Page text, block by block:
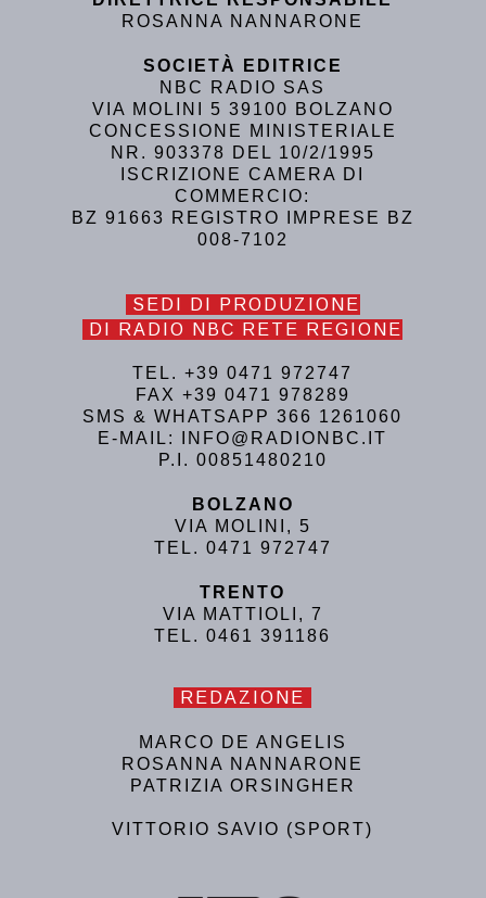
ROSANNA NANNARONE
SOCIETÀ EDITRICE
NBC RADIO SAS
VIA MOLINI 5 39100 BOLZANO
CONCESSIONE MINISTERIALE
NR. 903378 DEL 10/2/1995
ISCRIZIONE CAMERA DI
COMMERCIO:
BZ 91663 REGISTRO IMPRESE BZ
008-7102
SEDI DI PRODUZIONE
DI RADIO NBC RETE REGIONE
TEL. +39 0471 972747
FAX +39 0471 978289
SMS & WHATSAPP 366 1261060
E-MAIL: INFO@RADIONBC.IT
P.I. 00851480210
BOLZANO
VIA MOLINI, 5
TEL. 0471 972747
TRENTO
VIA MATTIOLI, 7
TEL. 0461 391186
REDAZIONE
MARCO DE ANGELIS
ROSANNA NANNARONE
PATRIZIA ORSINGHER
VITTORIO SAVIO (SPORT)